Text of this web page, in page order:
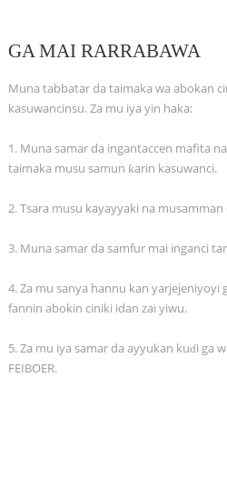
GA MAI RARRABAWA
Muna tabbatar da taimaka wa abokan
kasuwancinsu. Za mu iya yin haka:
1. Muna samar da ingantaccen mafita
taimaka musu samun ƙarin kasuwanci.
2. Tsara musu kayayyaki na
3. Muna samar da samfur mai inganci
4. Za mu sanya hannu kan yarjejeniyoyi
fannin abokin ciniki idan zai yiwu.
5. Za mu iya samar da ayyukan kuɗi ga
FEIBOER.